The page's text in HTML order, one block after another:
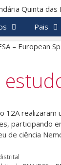
Pais
12A
participando
de ciência